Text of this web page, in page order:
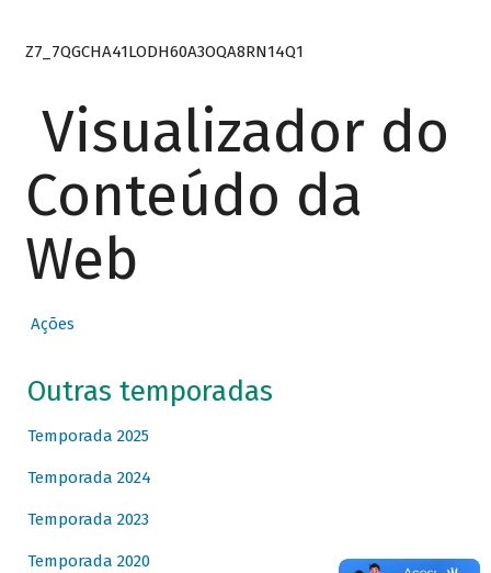
Z7_7QGCHA41LODH60A3OQA8RN14Q1
Visualizador do
Conteúdo da
Web
Ações
Outras temporadas
Temporada 2025
Temporada 2024
Temporada 2023
Temporada 2020